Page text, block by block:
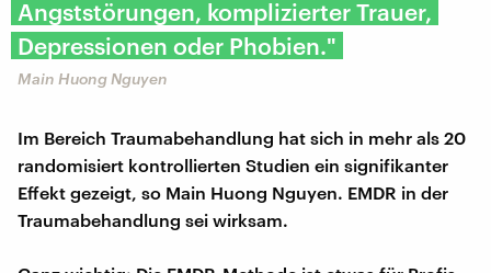
Angststörungen, komplizierter Trauer,
Depressionen oder Phobien."
Main Huong Nguyen
Im Bereich Traumabehandlung hat sich in mehr als 20
randomisiert kontrollierten Studien ein signifikanter
Effekt gezeigt, so Main Huong Nguyen. EMDR in der
Traumabehandlung sei wirksam.